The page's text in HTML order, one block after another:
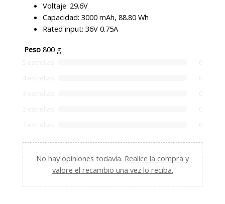
Voltaje: 29.6V
Capacidad: 3000 mAh, 88.80 Wh
Rated input: 36V 0.75A
Peso 800 g
No hay opiniones todavía. Realice la compra y
valore el recambio una vez lo reciba.